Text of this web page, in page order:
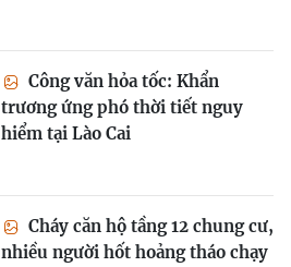
Công văn hỏa tốc: Khẩn
trương ứng phó thời tiết nguy
hiểm tại Lào Cai
Cháy căn hộ tầng 12 chung cư,
nhiều người hốt hoảng tháo chạy